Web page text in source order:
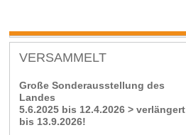
VERSAMMELT
Große Sonderausstellung des
Landes
5.6.2025 bis 12.4.2026 > verlängert
bis 13.9.2026!